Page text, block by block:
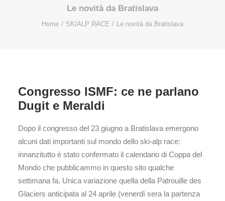
Le novità da Bratislava
Home SKIALP RACE Le novità da Bratislava
Congresso ISMF: ce ne parlano
Dugit e Meraldi
Dopo il congresso del 23 giugno a Bratislava emergono
alcuni dati importanti sul mondo dello ski-alp race:
innanzitutto è stato confermato il calendario di Coppa del
Mondo che pubblicammo in questo sito qualche
settimana fa. Unica variazione quella della Patrouille des
Glaciers anticipata al 24 aprile (venerdì sera la partenza